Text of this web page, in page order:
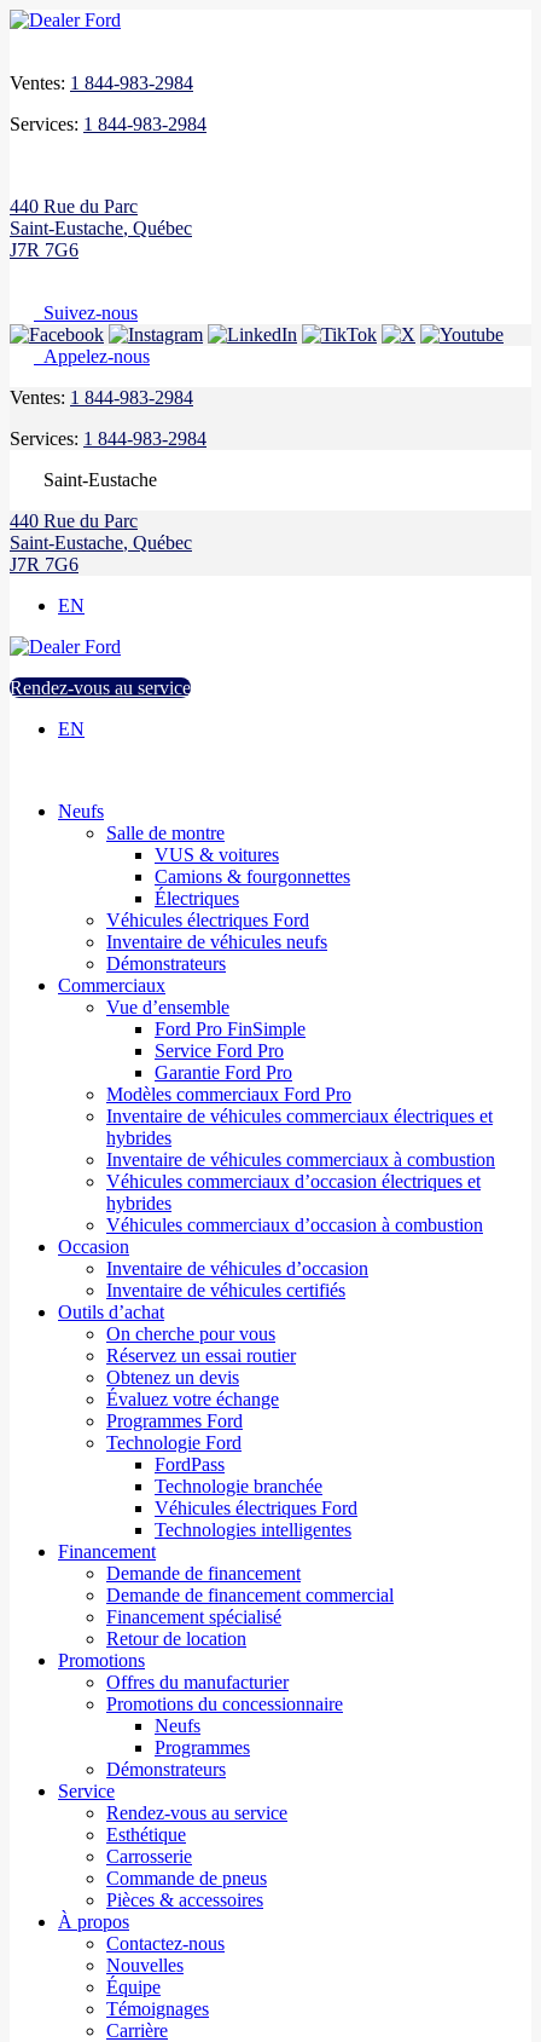
Ventes: 1 844-983-2984
Services: 1 844-983-2984
440 Rue du Parc
Saint-Eustache, Québec
J7R 7G6
Suivez-nous
Appelez-nous
Ventes: 1 844-983-2984
Services: 1 844-983-2984
Saint-Eustache
440 Rue du Parc
Saint-Eustache, Québec
J7R 7G6
EN
Rendez-vous au service
EN
Neufs
Salle de montre
VUS & voitures
Camions & fourgonnettes
Électriques
Véhicules électriques Ford
Inventaire de véhicules neufs
Démonstrateurs
Commerciaux
Vue d’ensemble
Ford Pro FinSimple
Service Ford Pro
Garantie Ford Pro
Modèles commerciaux Ford Pro
Inventaire de véhicules commerciaux électriques et
hybrides
Inventaire de véhicules commerciaux à combustion
Véhicules commerciaux d’occasion électriques et
hybrides
Véhicules commerciaux d’occasion à combustion
Occasion
Inventaire de véhicules d’occasion
Inventaire de véhicules certifiés
Outils d’achat
On cherche pour vous
Réservez un essai routier
Obtenez un devis
Évaluez votre échange
Programmes Ford
Technologie Ford
FordPass
Technologie branchée
Véhicules électriques Ford
Technologies intelligentes
Financement
Demande de financement
Demande de financement commercial
Financement spécialisé
Retour de location
Promotions
Offres du manufacturier
Promotions du concessionnaire
Neufs
Programmes
Démonstrateurs
Service
Rendez-vous au service
Esthétique
Carrosserie
Commande de pneus
Pièces & accessoires
À propos
Contactez-nous
Nouvelles
Équipe
Témoignages
Carrière